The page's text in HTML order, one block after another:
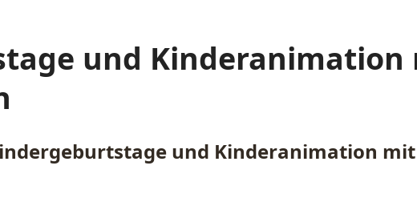
und Kinderanimation
und Kinderanimation